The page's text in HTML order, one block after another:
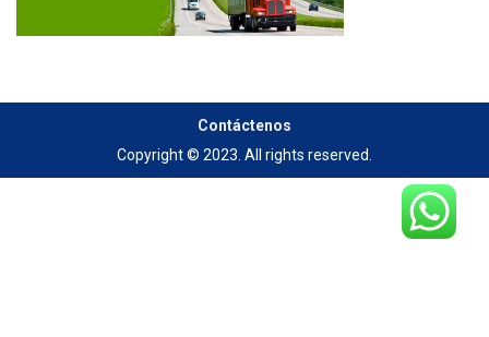
Contáctenos
Copyright © 2023. All rights reserved.